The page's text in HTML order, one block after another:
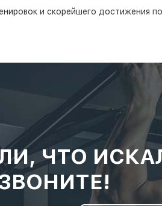
и скорейшего достижения
ЧТО